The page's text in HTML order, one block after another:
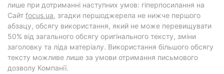
лише при дотриманні наступних умов: гіперпосилання на
Cайт focus.ua, згадки першоджерела не нижче першого
абзацу, обсягу використання, який не може перевищувати
50% від загального обсягу оригінального тексту, зміни
заголовку та ліда матеріалу. Використання більшого обсягу
тексту можливе лише за умови отримання письмового
дозволу Компанії.